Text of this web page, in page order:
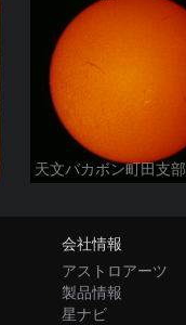
天文バカボン町田支部
会社情報
アストロアーツ
製品情報
星ナビ